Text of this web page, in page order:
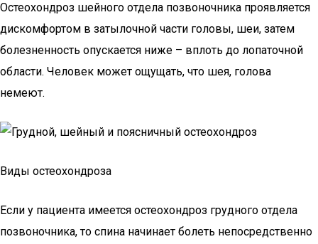
Остеохондроз шейного отдела позвоночника проявляется
дискомфортом в затылочной части головы, шеи, затем
болезненность опускается ниже – вплоть до лопаточной
области. Человек может ощущать, что шея, голова
немеют.
Виды остеохондроза
Если у пациента имеется остеохондроз грудного отдела
позвоночника, то спина начинает болеть непосредственно